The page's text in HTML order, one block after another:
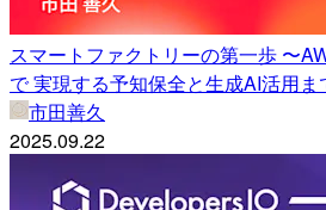
スマートファクトリーの第一歩 〜
で 実現する予知保全と生成AI活用
市田善久
2025.09.22